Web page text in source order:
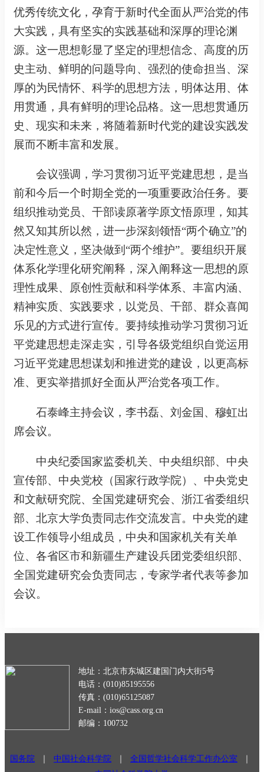
优秀传统文化，孕育于新时代全面从严治党的伟
大实践，具有坚实的实践基础和深厚的理论渊
源。这一思想彰显了坚定的理想信念、高度的历
史主动、鲜明的问题导向、强烈的使命担当、深
厚的为民情怀、科学的思想方法，明体达用、体
用贯通，具有鲜明的理论品格。这一思想贯通历
史、现实和未来，将随着新时代党的建设实践发
展而不断丰富和发展。
会议强调，学习贯彻习近平党建思想，是当
前和今后一个时期全党的一项重要政治任务。要
组织推动党员、干部读原著学原文悟原理，知其
然又知其所以然，进一步深刻领悟“两个确立”的
决定性意义，坚决做到“两个维护”。要组织开展
体系化学理化研究阐释，深入阐释这一思想的原
理性成果、原创性贡献和科学体系、丰富内涵、
精神实质、实践要求，以党员、干部、群众喜闻
乐见的方式进行宣传。要持续推动学习贯彻习近
平党建思想走深走实，引导各级党组织自觉运用
习近平党建思想谋划和推进党的建设，以更高标
准、更实举措抓好全面从严治党各项工作。
石泰峰主持会议，李书磊、刘金国、穆虹出
席会议。
中央纪委国家监委机关、中央组织部、中央
宣传部、中央党校（国家行政学院）、中央党史
和文献研究院、全国党建研究会、浙江省委组织
部、北京大学负责同志作交流发言。中央党的建
设工作领导小组成员，中央和国家机关有关单
位、各省区市和新疆生产建设兵团党委组织部、
全国党建研究会负责同志，专家学者代表等参加
会议。
地址：北京市东城区建国门内大街5号
电话：(010)85195556
传真：(010)65125087
E-mail：ios@cass.org.cn
邮编：100732
国务院 中国社会科学院 全国哲学社会科学工作办公室